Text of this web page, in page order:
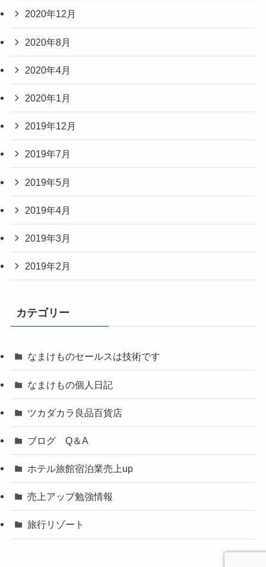
2020年12月
2020年8月
2020年4月
2020年1月
2019年12月
2019年7月
2019年5月
2019年4月
2019年3月
2019年2月
カテゴリー
なまけものセールスは技術です
なまけもの個人日記
ツカダカラ良品百貨店
ブログ Q＆A
ホテル旅館宿泊業売上up
売上アップ勉強情報
旅行リゾート